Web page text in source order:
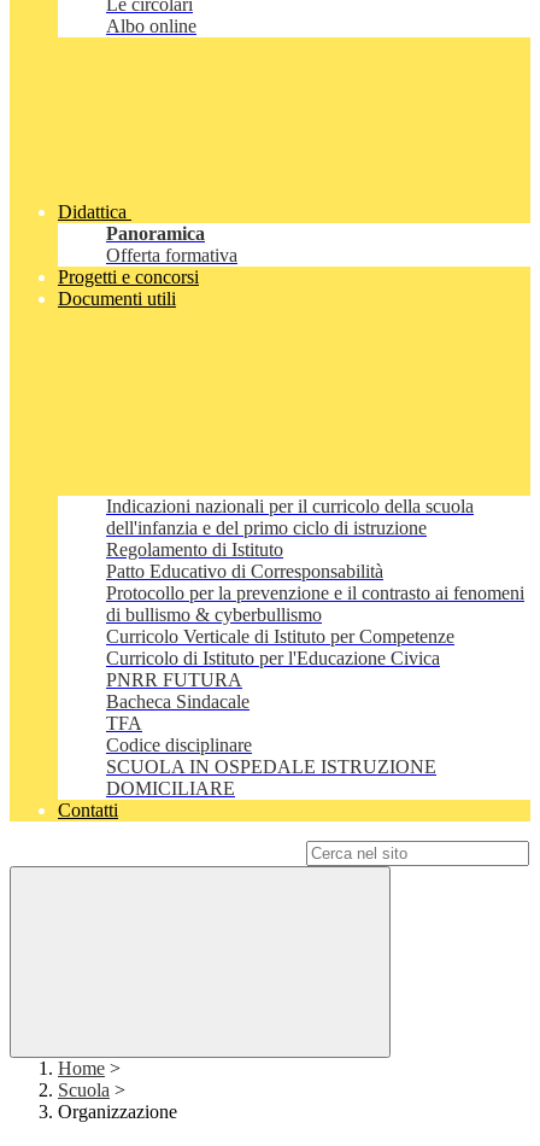
Le circolari
Albo online
Didattica
Panoramica
Offerta formativa
Progetti e concorsi
Documenti utili
Indicazioni nazionali per il curricolo della scuola
dell'infanzia e del primo ciclo di istruzione
Regolamento di Istituto
Patto Educativo di Corresponsabilità
Protocollo per la prevenzione e il contrasto ai fenomeni
di bullismo & cyberbullismo
Curricolo Verticale di Istituto per Competenze
Curricolo di Istituto per l'Educazione Civica
PNRR FUTURA
Bacheca Sindacale
TFA
Codice disciplinare
SCUOLA IN OSPEDALE ISTRUZIONE
DOMICILIARE
Contatti
Home >
Scuola >
Organizzazione